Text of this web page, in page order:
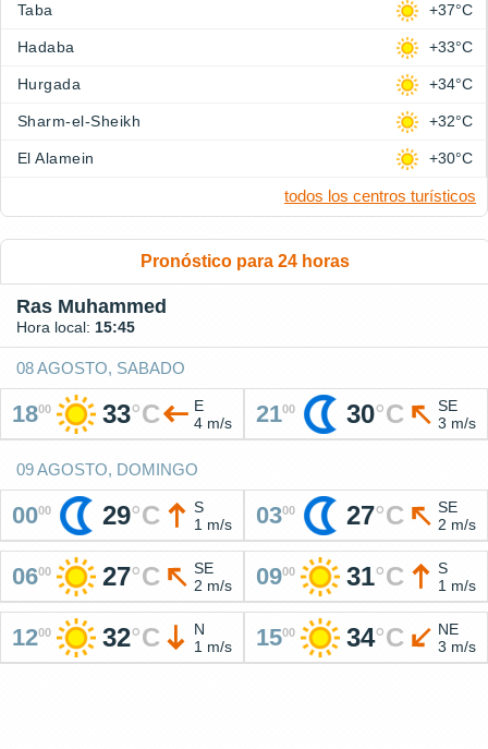
Taba +37°C
Hadaba +33°C
Hurgada +34°C
Sharm-el-Sheikh +32°C
El Alamein +30°C
todos los centros turísticos
Pronóstico para 24 horas
Ras Muhammed
Hora local: 15:45
08 AGOSTO, SABADO
1800 33°C
E
4 m/s
2100 30°C
SE
3 m/s
09 AGOSTO, DOMINGO
0000 29°C
S
1 m/s
0300 27°C
SE
2 m/s
0600 27°C
SE
2 m/s
0900 31°C
S
1 m/s
1200 32°C
N
1 m/s
1500 34°C
NE
3 m/s